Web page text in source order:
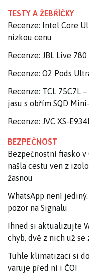
TESTY A ŽEBŘÍČKY
Recenze: Intel Core
nízkou cenu
Recenze: JBL Live
Recenze: O2 Pods
Recenze: TCL 75C7L
jasu s obřím SQD
Recenze: JVC XS-
BEZPEČNOST
Bezpečnostní fiasko v
našla cestu ven z
žasnou
WhatsApp není
pozor na Signalu
Ihned si aktualizujte
chyb, dvě z nich už se
Tuhle klimatizaci si
varuje před ní i ČOI